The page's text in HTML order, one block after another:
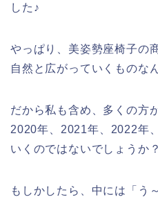
した♪
やっぱり、美姿勢座椅子の
自然と広がっていくものな
だから私も含め、多くの方
2020年、2021年、2022年
いくのではないでしょうか？
もしかしたら、中には「う